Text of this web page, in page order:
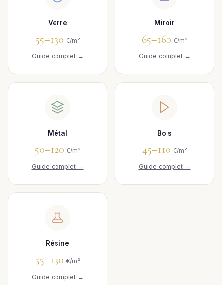
Verre
55–130 €/m²
Guide complet →
Miroir
65–160 €/m²
Guide complet →
Métal
50–120 €/m²
Guide complet →
Bois
45–110 €/m²
Guide complet →
Résine
55–130 €/m²
Guide complet →